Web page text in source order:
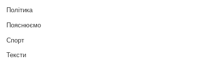
Політика
Пояснюємо
Спорт
Тексти